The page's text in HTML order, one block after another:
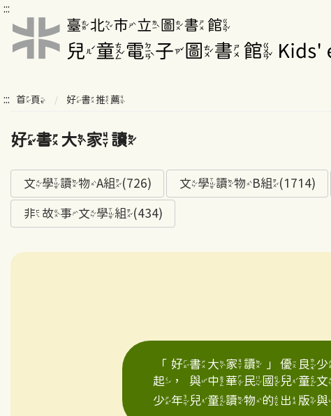
:::
::: 首頁 好書推薦
好書大家讀
文學讀物A組(726) 文學讀物B組(1714)
非故事文學組(434)
「好書大家讀」優良
起，與中華民國兒童
少年兒童讀物的出版